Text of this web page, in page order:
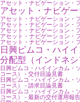
アセット・ナビゲーション・
アセット・ナビゲ
アセット・ナビゲーション・
アセット・ナビゲーション・
アセット・ナビゲーション・
アセット・ナビゲーション・
アセット・ナビゲーション・
日興ピムコ・ハイ
分配型（インドネシ
日興ピムコ・ハイインカム・
コース） - 交付目論見書
日興ピムコ・ハイインカム・
コース） - 請求目論見書
日興ピムコ・ハイインカム・
コース） - 最新の交付運用報